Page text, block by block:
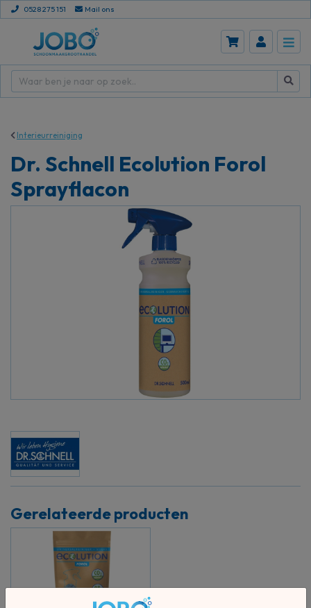
0528 275 151 Mail ons
Interieurreiniging
Dr. Schnell Ecolution Forol
Sprayflacon
Gerelateerde producten